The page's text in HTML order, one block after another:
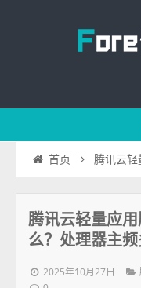
首页 腾讯云
腾讯云轻量应
么？处理器主频
2025年10月27日